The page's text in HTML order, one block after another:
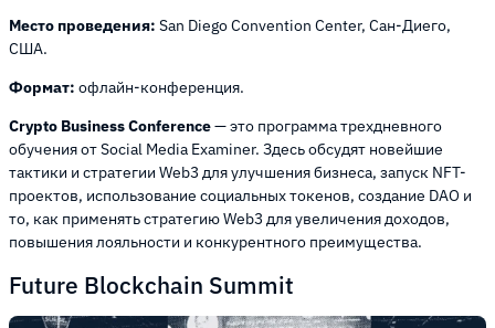
Место проведения: San Diego Convention Center, Сан-Диего,
США.
Формат: офлайн-конференция.
Crypto Business Conference— это программа трехдневного
обучения от Social Media Examiner. Здесь обсудят новейшие
тактики и стратегии Web3 для улучшения бизнеса, запуск NFT-
проектов, использование социальных токенов, создание DAO и
то, как применять стратегию Web3 для увеличения доходов,
повышения лояльности и конкурентного преимущества.
Future Blockchain Summit